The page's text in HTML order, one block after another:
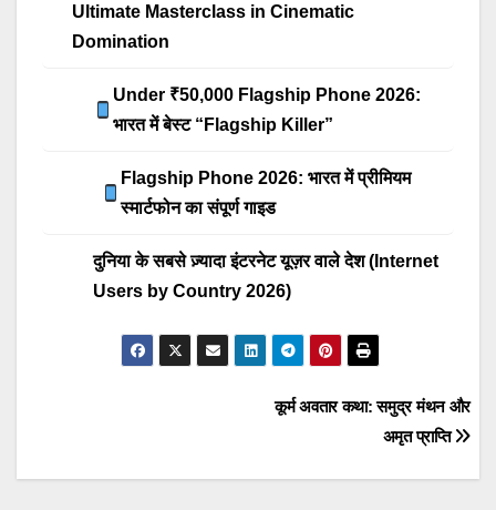
Ultimate Masterclass in Cinematic
Domination
Under ₹50,000 Flagship Phone 2026:
भारत में बेस्ट “Flagship Killer”
Flagship Phone 2026: भारत में प्रीमियम
स्मार्टफोन का संपूर्ण गाइड
दुनिया के सबसे ज़्यादा इंटरनेट यूज़र वाले देश (Internet
Users by Country 2026)
कूर्म अवतार कथा: समुद्र मंथन और
अमृत प्राप्ति